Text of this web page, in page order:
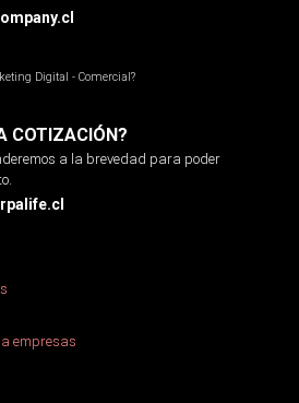
Digital - Comercial?
COTIZACIÓN?
a la brevedad para poder
empresas